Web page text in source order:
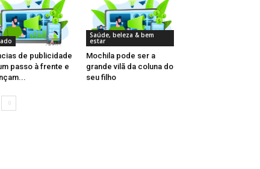
de publicidade
passo à frente e
Saúde, beleza & bem
estar
Mochila pode ser a
grande vilã da coluna do
seu filho